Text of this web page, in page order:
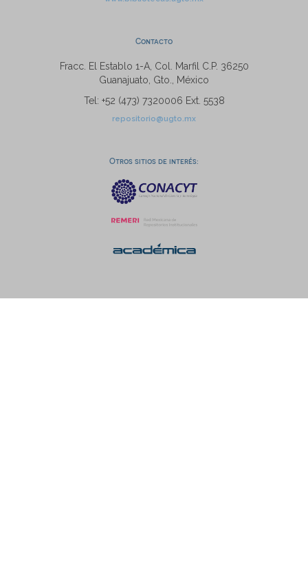
Contacto
Fracc. El Establo 1-A, Col. Marfil C.P. 36250
Guanajuato, Gto., México
Tel: +52 (473) 7320006 Ext. 5538
repositorio@ugto.mx
Otros sitios de interés: